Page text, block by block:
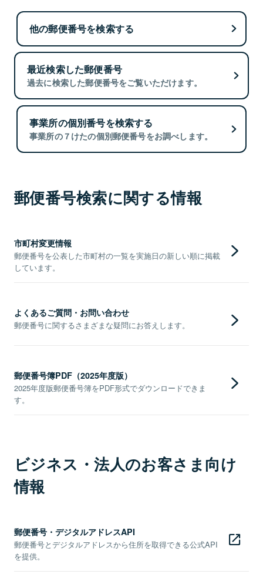
他の郵便番号を検索する
最近検索した郵便番号
過去に検索した郵便番号をご覧いただけます。
事業所の個別番号を検索する
事業所の７けたの個別郵便番号をお調べします。
郵便番号検索に関する情報
市町村変更情報
郵便番号を公表した市町村の一覧を実施日の新しい順に掲載
しています。
よくあるご質問・お問い合わせ
郵便番号に関するさまざまな疑問にお答えします。
郵便番号簿PDF（2025年度版）
2025年度版郵便番号簿をPDF形式でダウンロードできま
す。
ビジネス・法人のお客さま向け
情報
郵便番号・デジタルアドレスAPI
郵便番号とデジタルアドレスから住所を取得できる公式API
を提供。